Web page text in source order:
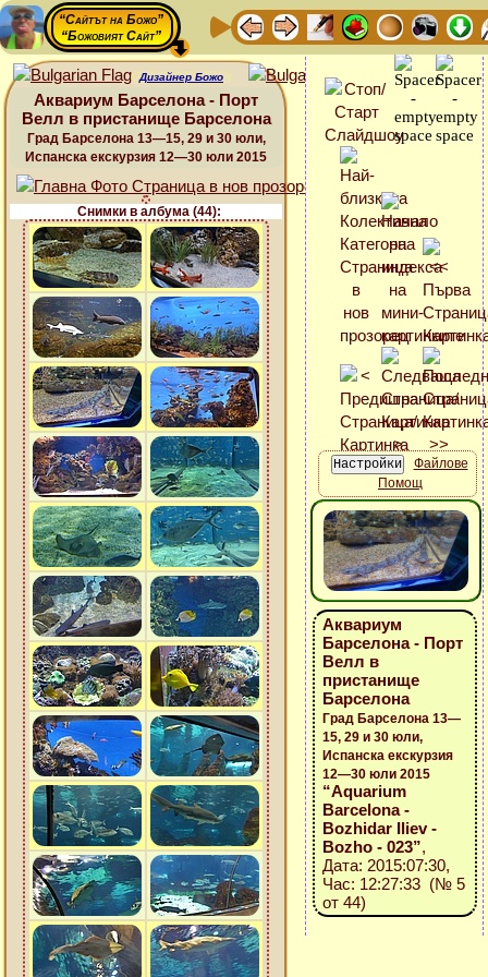
“Сайтът на Божо”
“Божовият Сайт”
Дизайнер Божо
Аквариум Барселона - Порт
Велл в пристанище Барселона
Град Барселона 13—15, 29 и 30 юли,
Испанска екскурзия 12—30 юли 2015
Снимки в албума (44):
Файлове
Помощ
Аквариум
Барселона - Порт
Велл в
пристанище
Барселона
Град Барселона 13—
15, 29 и 30 юли,
Испанска екскурзия
12—30 юли 2015
“Aquarium
Barcelona -
Bozhidar Iliev -
Bozho - 023”,
Дата: 2015:07:30,
Час: 12:27:33 (№ 5
от 44)